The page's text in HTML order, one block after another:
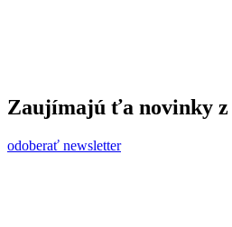
Zaujímajú ťa novinky z
odoberať newsletter